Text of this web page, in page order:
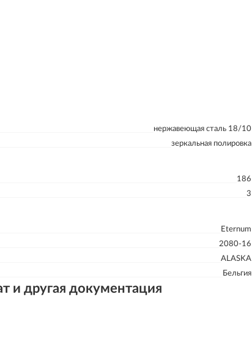
нержавеющая сталь 18/10
зеркальная полировка
186
3
Eternum
2080-16
ALASKA
Бельгия
и другая документация